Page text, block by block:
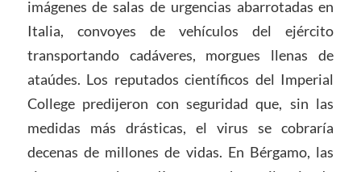
imágenes de salas de urgencias abarrotadas en
Italia, convoyes de vehículos del ejército
transportando cadáveres, morgues llenas de
ataúdes. Los reputados científicos del Imperial
College predijeron con seguridad que, sin las
medidas más drásticas, el virus se cobraría
decenas de millones de vidas. En Bérgamo, las